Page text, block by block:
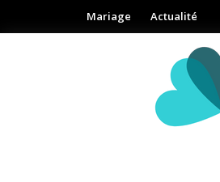
Mariage Actualité